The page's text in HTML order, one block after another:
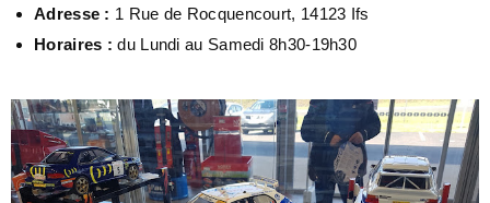
Adresse : 1 Rue de Rocquencourt, 14123 Ifs
Horaires : du Lundi au Samedi 8h30-19h30